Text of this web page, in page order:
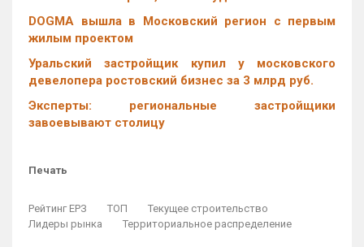
DOGMA вышла в Московский регион с первым
жилым проектом
Уральский застройщик купил у московского
девелопера ростовский бизнес за 3 млрд руб.
Эксперты: региональные застройщики
завоевывают столицу
Печать
Рейтинг ЕРЗ ТОП
Текущее строительство
Лидеры рынка
Территориальное распределение